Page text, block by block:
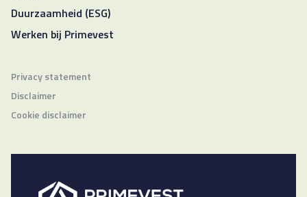
Duurzaamheid (ESG)
Werken bij Primevest
Privacy statement
Disclaimer
Cookie disclaimer